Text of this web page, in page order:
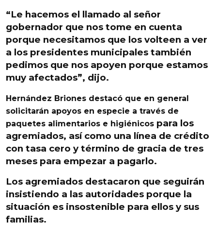
“Le hacemos el llamado al señor
gobernador que nos tome en cuenta
porque necesitamos que los volteen a ver
a los presidentes municipales también
pedimos que nos apoyen porque estamos
muy afectados”, dijo.
Hernández Briones destacó que en general
solicitarán apoyos en especie a través de
paquetes alimentarios e higiénicos para los
agremiados, así como una línea de crédito
con tasa cero y término de gracia de tres
meses para empezar a pagarlo.
Los agremiados destacaron que seguirán
insistiendo a las autoridades porque la
situación es insostenible para ellos y sus
familias.